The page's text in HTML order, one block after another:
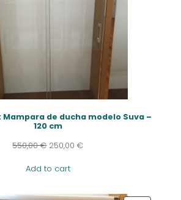
Mampara de ducha modelo Suva –
120 cm
550,00€ 250,00€
Add to cart